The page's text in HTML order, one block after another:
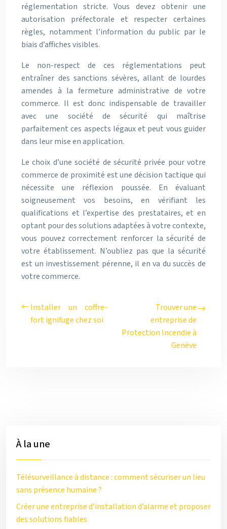
réglementation stricte. Vous devez obtenir une
autorisation préfectorale et respecter certaines
règles, notamment l’information du public par le
biais d’affiches visibles.
Le non-respect de ces réglementations peut
entraîner des sanctions sévères, allant de lourdes
amendes à la fermeture administrative de votre
commerce. Il est donc indispensable de travailler
avec une société de sécurité qui maîtrise
parfaitement ces aspects légaux et peut vous guider
dans leur mise en application.
Le choix d’une société de sécurité privée pour votre
commerce de proximité est une décision tactique qui
nécessite une réflexion poussée. En évaluant
soigneusement vos besoins, en vérifiant les
qualifications et l’expertise des prestataires, et en
optant pour des solutions adaptées à votre contexte,
vous pouvez correctement renforcer la sécurité de
votre établissement. N’oubliez pas que la sécurité
est un investissement pérenne, il en va du succès de
votre commerce.
Installer un coffre-
fort ignifuge chez soi
Trouver une
entreprise de
Protection Incendie à
Genève
À la une
Télésurveillance à distance : comment sécuriser un lieu
sans présence humaine ?
Créer une entreprise d’installation d’alarme et proposer
des solutions fiables